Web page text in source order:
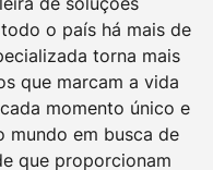
o país há mais de
torna mais
que marcam a vida
momento único e
mundo em busca de
que proporcionam